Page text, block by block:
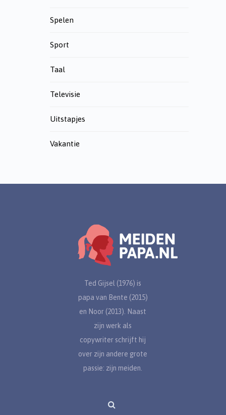
Spelen
Sport
Taal
Televisie
Uitstapjes
Vakantie
Ted Gijsel (1976) is
papa van Bente (2015)
en Noor (2013). Naast
zijn werk als
copywriter schrijft hij
over zijn andere grote
passie: zijn meiden.